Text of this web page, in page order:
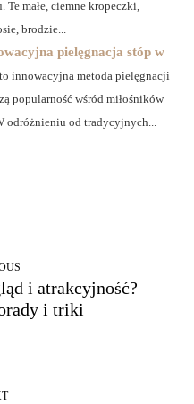
małe, ciemne kropeczki,
brodzie...
pielęgnacja stóp w
innowacyjna metoda pielęgnacji
popularność wśród miłośników
odróżnieniu od tradycyjnych...
i atrakcyjność?
i triki